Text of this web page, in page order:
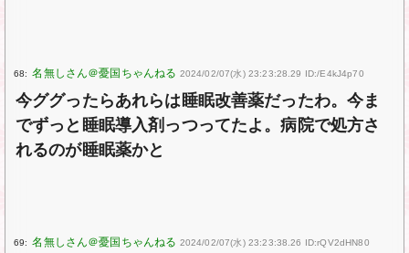
68: 2024/02/07(水) 23:23:28.29 ID:/E4kJ4p70
今ググったらあれらは睡眠改善薬だったわ。今ま
でずっと睡眠導入剤っつってたよ。病院で処方さ
れるのが睡眠薬かと
69: 2024/02/07(水) 23:23:38.26 ID:rQV2dHN80